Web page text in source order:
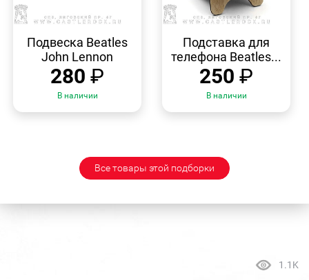
ПРОСМОТР
Подвеска Beatles
John Lennon
280 ₽
В наличии
ПРОСМОТР
Подставка для
телефона Beatles...
250 ₽
В наличии
Все товары этой подборки
1.1K